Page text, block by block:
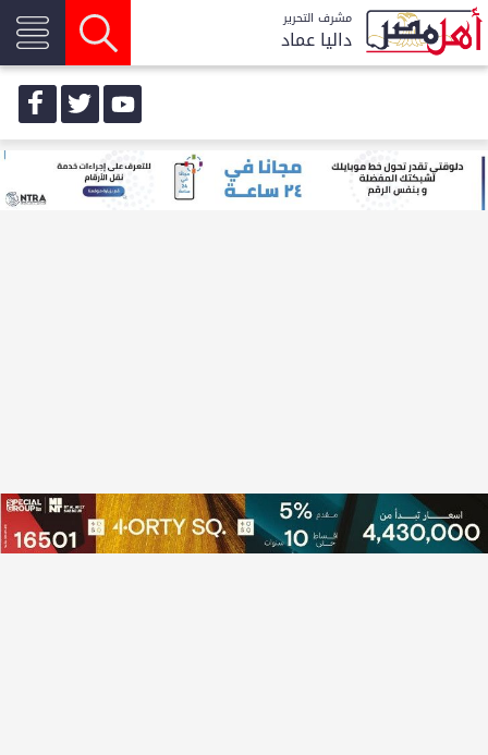
مشرف التحرير
داليا عماد